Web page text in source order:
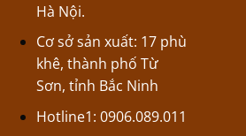
Hà Nội.
Cơ sở sản xuất: 17 phù
khê, thành phố Từ
Sơn, tỉnh Bắc Ninh
Hotline1: 0906.089.011